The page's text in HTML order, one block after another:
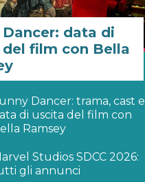
Dancer: data di
film con Bella
Dancer: trama, cast e
di uscita del film con
Ramsey
Studios SDCC 2026:
gli annunci